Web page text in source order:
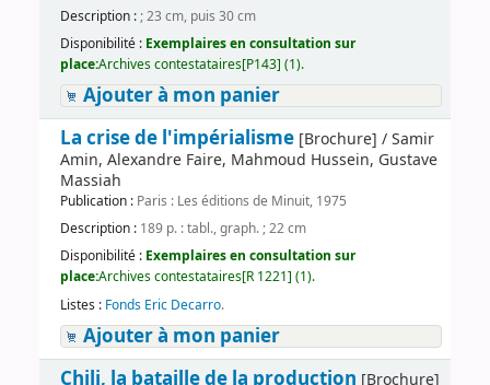
Description :; 23 cm, puis 30 cm
Disponibilité : Exemplaires en consultation sur
place:Archives contestataires[P143] (1).
Ajouter à mon panier
La crise de l'impérialisme[Brochure] / Samir
Amin, Alexandre Faire, Mahmoud Hussein, Gustave
Massiah
Publication : Paris : Les éditions de Minuit, 1975
Description : 189 p. : tabl., graph. ; 22 cm
Disponibilité : Exemplaires en consultation sur
place:Archives contestataires[R 1221] (1).
Listes : Fonds Eric Decarro.
Ajouter à mon panier
Chili, la bataille de la production [Brochure]